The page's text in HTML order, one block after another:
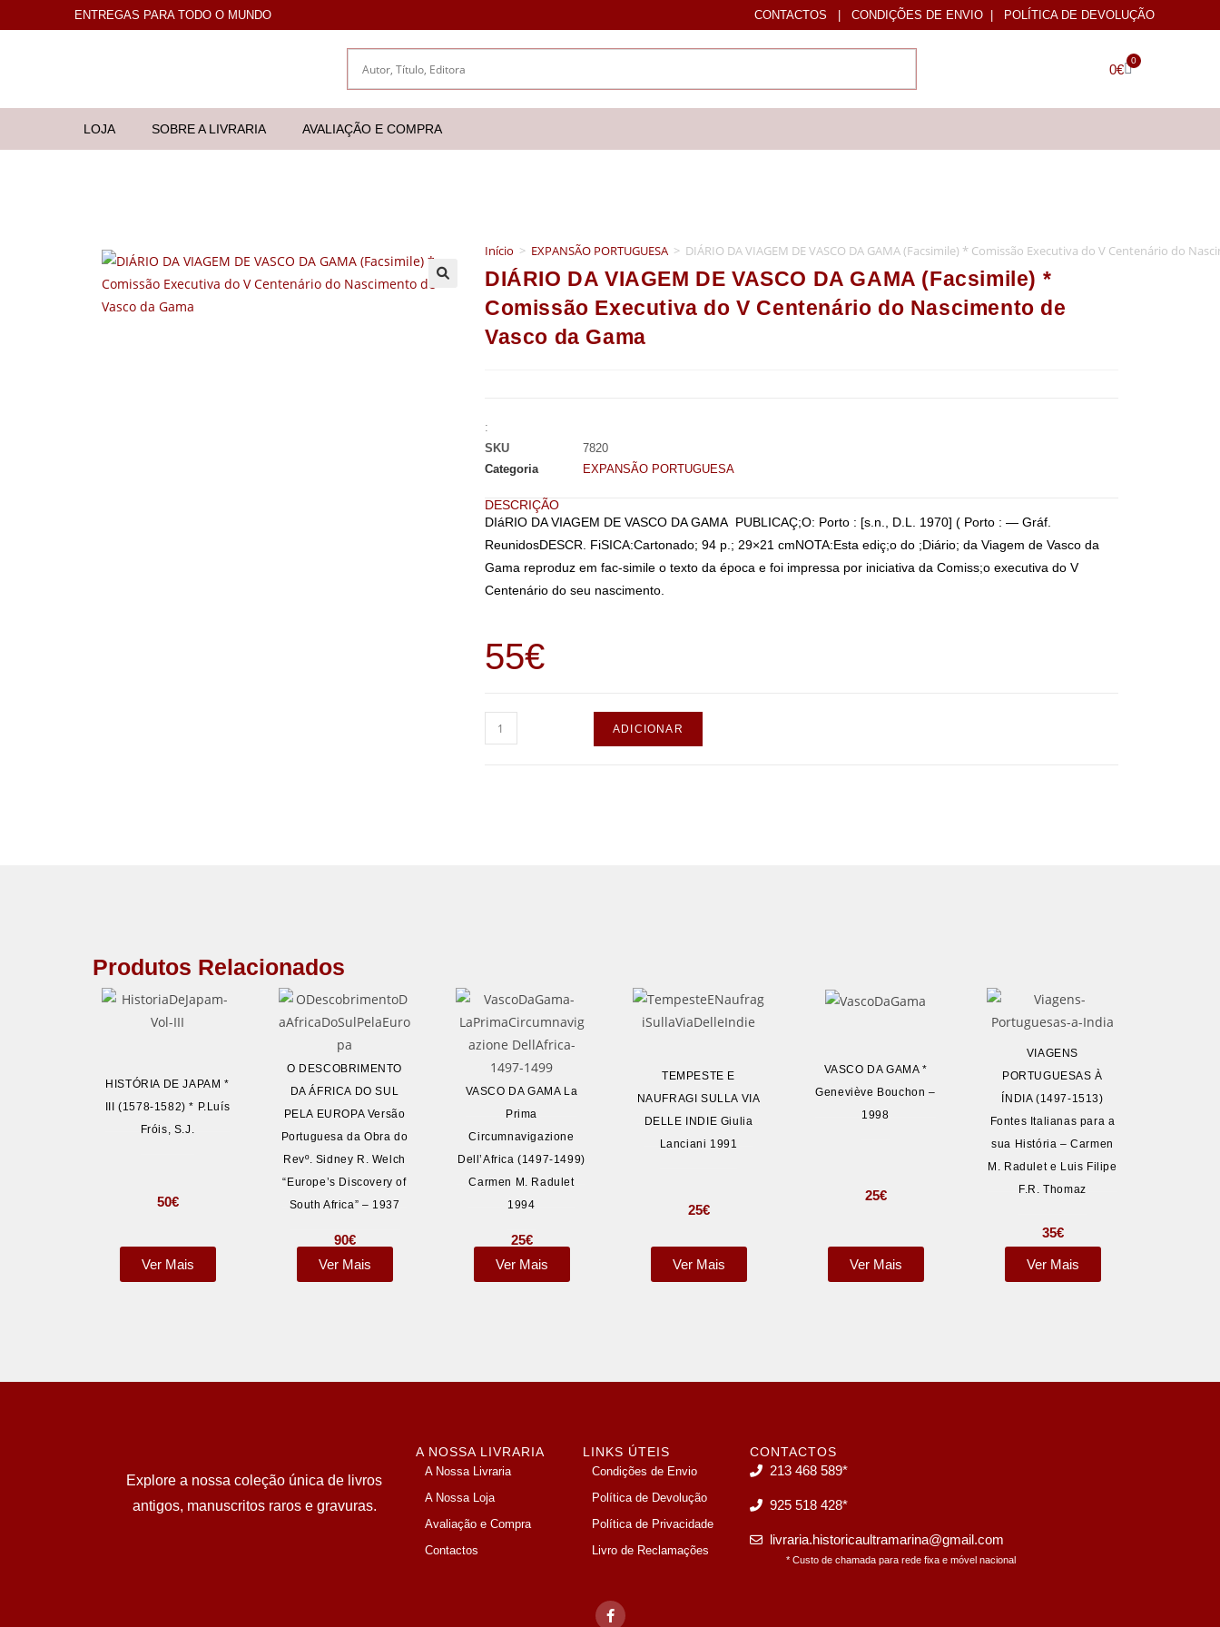
ENTREGAS PARA TODO O MUNDO CONTACTOS | CONDIÇÕES DE ENVIO | POLÍTICA DE DEVOLUÇÃO
0€
0
LOJA SOBRE A LIVRARIA AVALIAÇÃO E COMPRA
Início > EXPANSÃO PORTUGUESA > DIÁRIO DA VIAGEM DE VASCO DA GAMA (Facsimile) * Comissão Executiva do V Centenário do
DIÁRIO DA VIAGEM DE VASCO DA GAMA (Facsimile) *
Comissão Executiva do V Centenário do Nascimento de
Vasco da Gama
:
SKU
7820
Categoria
EXPANSÃO PORTUGUESA
DESCRIÇÃO
DIáRIO DA VIAGEM DE VASCO DA GAMA PUBLICAÇ;O: Porto : [s.n., D.L. 1970] ( Porto : — Gráf.
ReunidosDESCR. FiSICA:Cartonado; 94 p.; 29×21 cmNOTA:Esta ediç;o do ;Diário; da Viagem de Vasco da
Gama reproduz em fac-simile o texto da época e foi impressa por iniciativa da Comiss;o executiva do V
Centenário do seu nascimento.
55€
ADICIONAR
Produtos Relacionados
HISTÓRIA DE JAPAM *
III (1578-1582) * P.Luís
Fróis, S.J.
50€
Ver Mais
O DESCOBRIMENTO
DA ÁFRICA DO SUL
PELA EUROPA Versão
Portuguesa da Obra do
Revº. Sidney R. Welch
“Europe’s Discovery of
South Africa” – 1937
90€
Ver Mais
VASCO DA GAMA La
Prima
Circumnavigazione
Dell’Africa (1497-1499)
Carmen M. Radulet
1994
25€
Ver Mais
TEMPESTE E
NAUFRAGI SULLA VIA
DELLE INDIE Giulia
Lanciani 1991
25€
Ver Mais
VASCO DA GAMA *
Geneviève Bouchon –
1998
25€
Ver Mais
VIAGENS
PORTUGUESAS À
ÍNDIA (1497-1513)
Fontes Italianas para a
sua História – Carmen
M. Radulet e Luis Filipe
F.R. Thomaz
35€
Ver Mais
Explore a nossa coleção única de livros
antigos, manuscritos raros e gravuras.
A NOSSA LIVRARIA
A Nossa Livraria
A Nossa Loja
Avaliação e Compra
Contactos
LINKS ÚTEIS
Condições de Envio
Política de Devolução
Política de Privacidade
Livro de Reclamações
CONTACTOS
213 468 589*
925 518 428*
livraria.historicaultramarina@gmail.com
* Custo de chamada para rede fixa e móvel nacional